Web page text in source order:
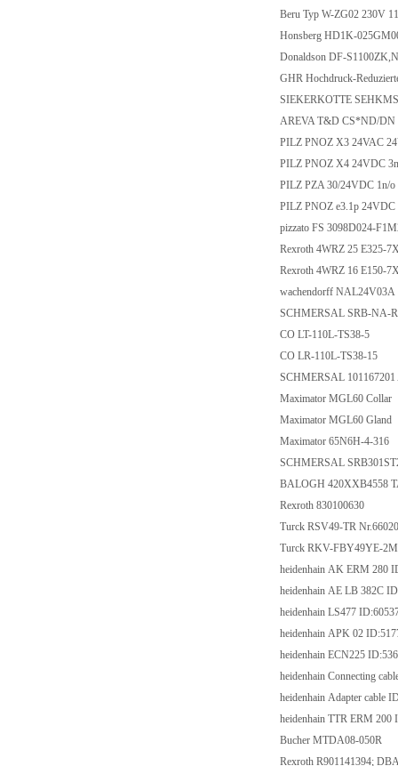
Beru Typ W-ZG02
Honsberg HD1K-
Donaldson DF-
GHR Hochdruck-
SIEKERKOTTE
AREVA T&D CS*ND/
PILZ PNOZ X3
PILZ PNOZ X4
PILZ PZA 30/24VDC
PILZ PNOZ e3.1p
pizzato FS
Rexroth 4WRZ 25
Rexroth 4WRZ 16
wachendorff
SCHMERSAL SRB-
CO LT-110L-TS38-
CO LR-110L-TS38-
SCHMERSAL
Maximator MGL60
Maximator MGL60
Maximator 65N6H-
SCHMERSAL
BALOGH
Rexroth 830100630
Turck RSV49-TR
Turck RKV-
heidenhain AK ERM
heidenhain AE LB
heidenhain LS477
heidenhain APK 02
heidenhain ECN225
heidenhain Connecting
heidenhain Adapter
heidenhain TTR ERM
Bucher MTDA08-
Rexroth R901141394;